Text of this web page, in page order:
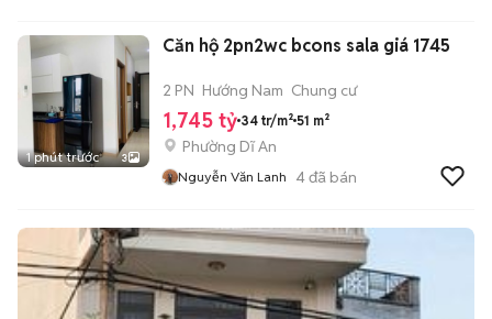
1 phút trước 3
Căn hộ 2pn2wc bcons sala giá 1745
2 PN Hướng Nam Chung cư
1,745 tỷ 34 tr/m² 51 m²
Phường Dĩ An
Nguyễn Văn Lanh 4đã bán